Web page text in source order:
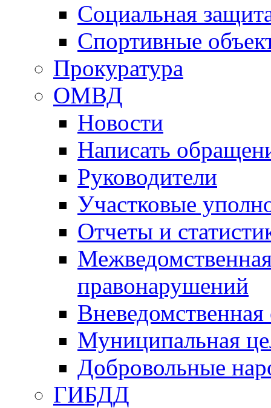
Социальная
Спортивные
Прокуратура
ОМВД
Новости
Написать
Руководители
Участковые
Отчеты и
правонарушений
Вневедомственная
Муниципальная
Добровольные
ГИБДД